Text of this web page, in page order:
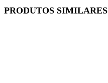
PRODUTOS SIMILARES